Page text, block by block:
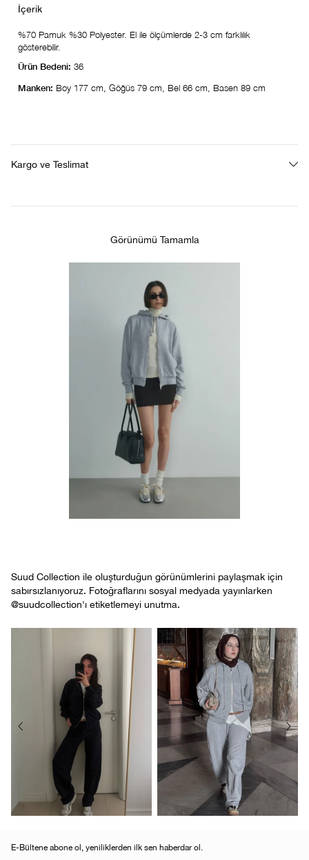
%70 Pamuk %30 Polyester. El ile ölçümlerde 2-3 cm farklılık
gösterebilir.
Ürün Bedeni: 36
Manken: Boy 177 cm, Göğüs 79 cm, Bel 66 cm, Basen 89 cm
Kargo ve Teslimat
Görünümü Tamamla
Suud Collection ile oluşturduğun görünümlerini paylaşmak için
sabırsızlanıyoruz. Fotoğraflarını sosyal medyada yayınlarken
@suudcollection'ı etiketlemeyi unutma.
E-Bültene abone ol, yeniliklerden ilk sen haberdar ol.